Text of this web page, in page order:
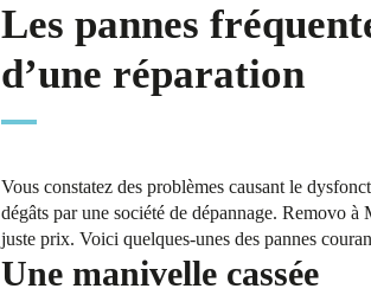
Les pannes
d’une réparation
Vous constatez des problèmes causant le
dégâts par une société de dépannage. Removo
juste prix. Voici quelques-unes des pannes
Une manivelle cassée